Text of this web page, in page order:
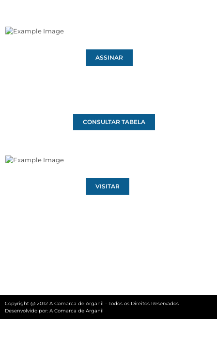
ASSINAR
CONSULTAR TABELA
VISITAR
Copyright @ 2012 A Comarca de Arganil - Todos os Direitos Reservados
Desenvolvido por: A Comarca de Arganil